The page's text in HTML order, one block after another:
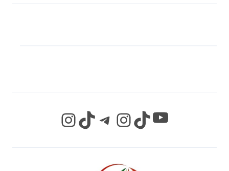
InstagramTikTok Telegram InstagramTikTok YouTube